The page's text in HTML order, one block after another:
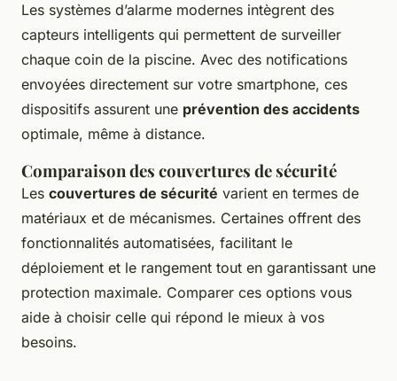
Les systèmes d’alarme modernes intègrent des
capteurs intelligents qui permettent de surveiller
chaque coin de la piscine. Avec des notifications
envoyées directement sur votre smartphone, ces
dispositifs assurent une prévention des accidents
optimale, même à distance.
Comparaison des couvertures de sécurité
Les couvertures de sécurité varient en termes de
matériaux et de mécanismes. Certaines offrent des
fonctionnalités automatisées, facilitant le
déploiement et le rangement tout en garantissant une
protection maximale. Comparer ces options vous
aide à choisir celle qui répond le mieux à vos
besoins.